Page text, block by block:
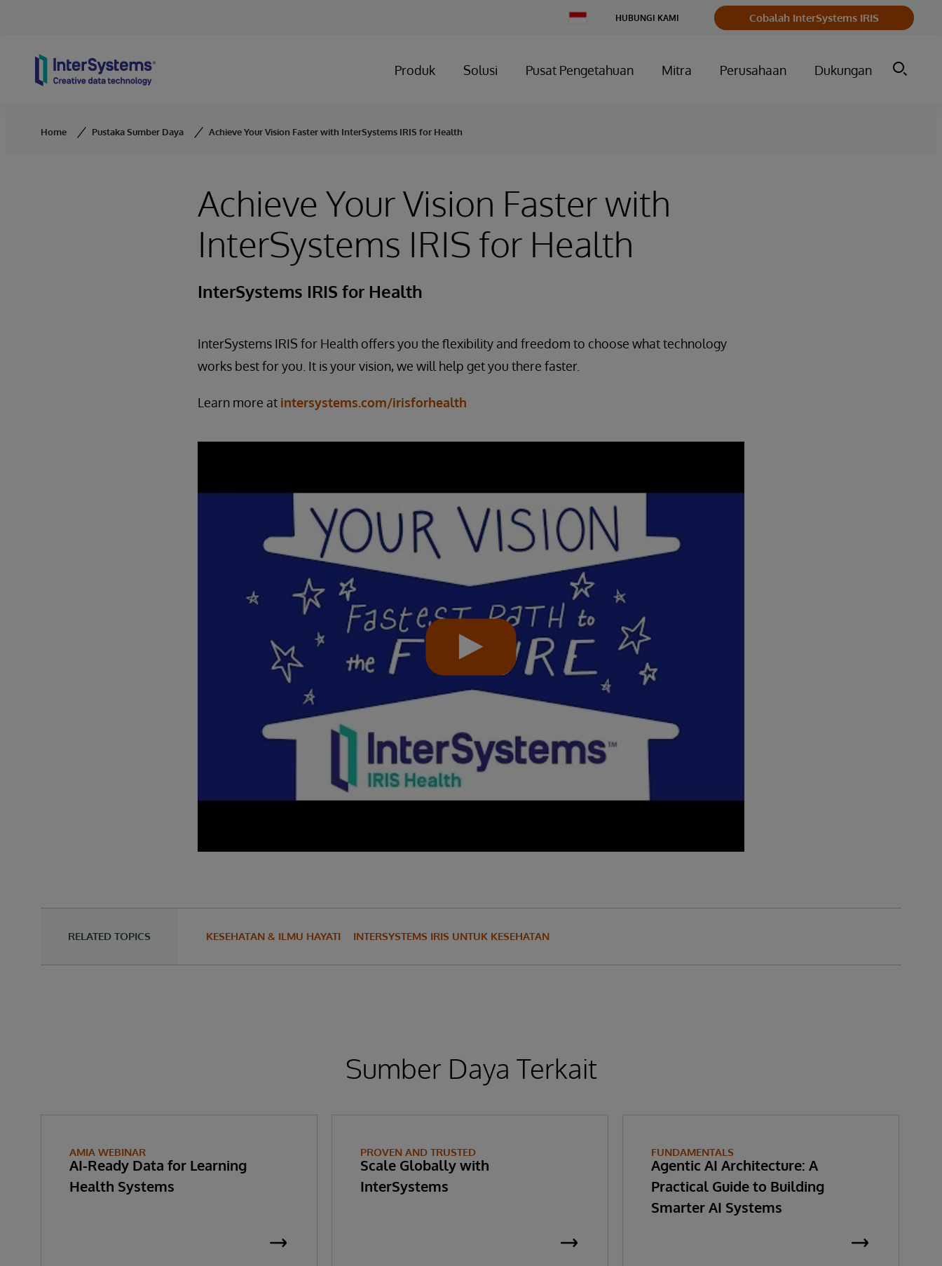
Change
HUBUNGI KAMI Cobalah InterSystems IRIS
Produk Solusi Pusat Pengetahuan Mitra Perusahaan Dukungan
Home Pustaka Sumber Daya Achieve Your Vision Faster with InterSystems IRIS for Health
Achieve Your Vision Faster with
InterSystems IRIS for Health
InterSystems IRIS for Health
InterSystems IRIS for Health offers you the flexibility and freedom to choose what technology
works best for you. It is your vision, we will help get you there faster.
Learn more at intersystems.com/irisforhealth
RELATED TOPICS KESEHATAN & ILMU HAYATI INTERSYSTEMS IRIS UNTUK KESEHATAN
Sumber Daya Terkait
AMIA WEBINAR
AI-Ready Data for Learning
Health Systems
PROVEN AND TRUSTED
Scale Globally with
InterSystems
FUNDAMENTALS
Agentic AI Architecture: A
Practical Guide to Building
Smarter AI Systems